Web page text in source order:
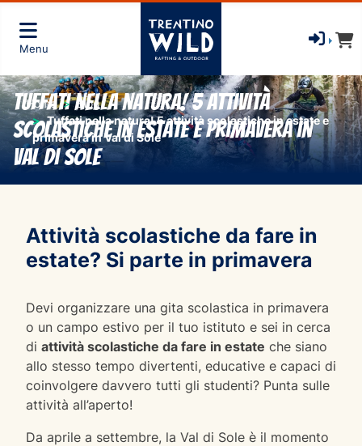
Menu
Home
Blog
Tuffati nella natura! 5 attività scolastiche in estate e
primavera in Val di Sole
Tuffati nella natura! 5 attività
scolastiche in estate e primavera in
Val di Sole
Attività scolastiche da fare in
estate? Si parte in primavera
Devi organizzare una gita scolastica in primavera
o un campo estivo per il tuo istituto e sei in cerca
di attività scolastiche da fare in estate che siano
allo stesso tempo divertenti, educative e capaci di
coinvolgere davvero tutti gli studenti? Punta sulle
attività all’aperto!
Da aprile a settembre, la Val di Sole è il momento